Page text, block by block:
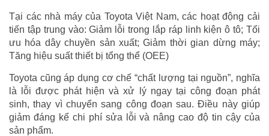
Tại các nhà máy của Toyota Việt Nam, các hoạt động cải
tiến tập trung vào: Giảm lỗi trong lắp ráp linh kiện ô tô; Tối
ưu hóa dây chuyền sản xuất; Giảm thời gian dừng máy;
Tăng hiệu suất thiết bị tổng thể (OEE)
Toyota cũng áp dụng cơ chế “chất lượng tại nguồn”, nghĩa
là lỗi được phát hiện và xử lý ngay tại công đoạn phát
sinh, thay vì chuyển sang công đoạn sau. Điều này giúp
giảm đáng kể chi phí sửa lỗi và nâng cao độ tin cậy của
sản phẩm.